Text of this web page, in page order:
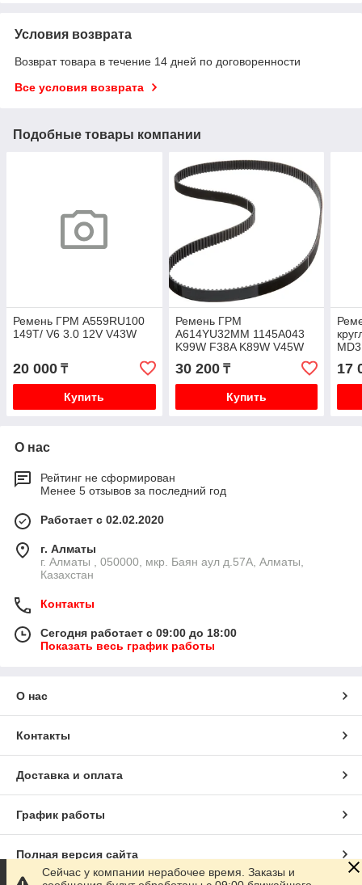
Условия возврата
Возврат товара в течение 14 дней по договоренности
Все условия возврата
Подобные товары компании
Ремень ГРМ A559RU100
149T/ V6 3.0 12V V43W
20 000 ₸
Купить
Ремень ГРМ
A614YU32MM 1145A043
K99W F38A K89W V45W
30 200₸
Купить
17
О нас
Рейтинг не сформирован
Менее 5 отзывов за последний год
Работает с 02.02.2020
г. Алматы
г. Алматы , 050000, мкр. Баян аул д.57А, Алматы,
Казахстан
Контакты
Сегодня работает с 09:00 до 18:00
Показать весь график работы
О нас
Контакты
Доставка и оплата
График работы
Полная версия сайта
Сейчас у компании нерабочее время. Заказы и